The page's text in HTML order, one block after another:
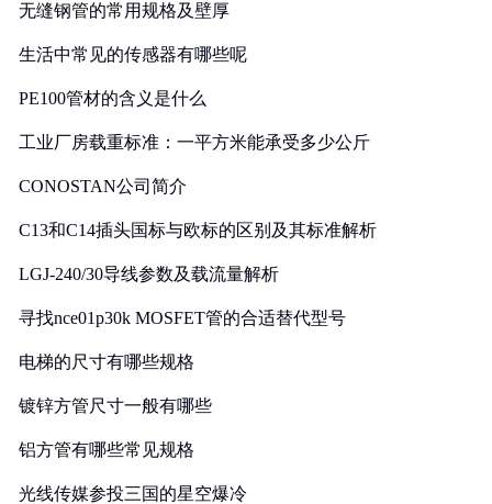
无缝钢管的常用规格及壁厚
生活中常见的传感器有哪些呢
PE100管材的含义是什么
工业厂房载重标准：一平方米能承受多少公斤
CONOSTAN公司简介
C13和C14插头国标与欧标的区别及其标准解析
LGJ-240/30导线参数及载流量解析
寻找nce01p30k MOSFET管的合适替代型号
电梯的尺寸有哪些规格
镀锌方管尺寸一般有哪些
铝方管有哪些常见规格
光线传媒参投三国的星空爆冷